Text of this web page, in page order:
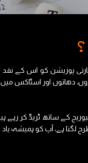
پوزیشن کو اس کے نقد
دھاتوں اور اسٹاکس میں
لگتا ہے، آپ کو ہمیشہ یاد